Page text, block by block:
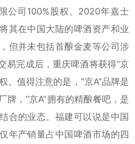
公司100%股权。2020年嘉士
其在中国大陆的啤酒资产和业
但并未包括首酿金麦等公司涉
易完成后，重庆啤酒将获得“京
。值得注意的是，“京A”品牌是
牌，“京A”拥有的精酿餐吧，是
合的业态。福建可以说是中国
年产销量占中国啤酒市场的四